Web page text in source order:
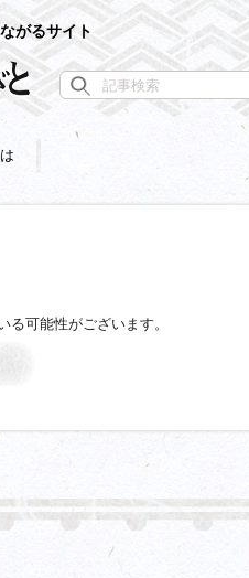
がるサイト
可能性がございます。